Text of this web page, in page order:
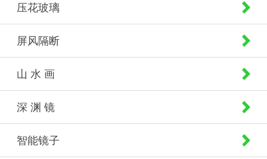
压花玻璃
屏风隔断
山 水 画
深 渊 镜
智能镜子